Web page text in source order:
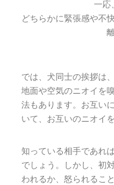
一応
どちらかに緊張感や不
では、犬同士の挨拶は
地面や空気のニオイを
法もあります。お互い
いて、お互いのニオイ
知っている相手であれ
でしょう。しかし、初
われるか、怒られること